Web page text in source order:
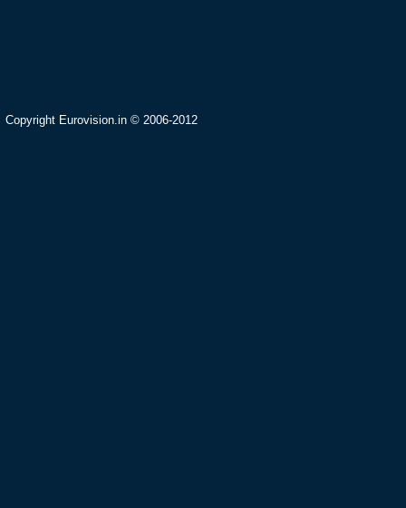
Copyright Eurovision.in © 2006-2012